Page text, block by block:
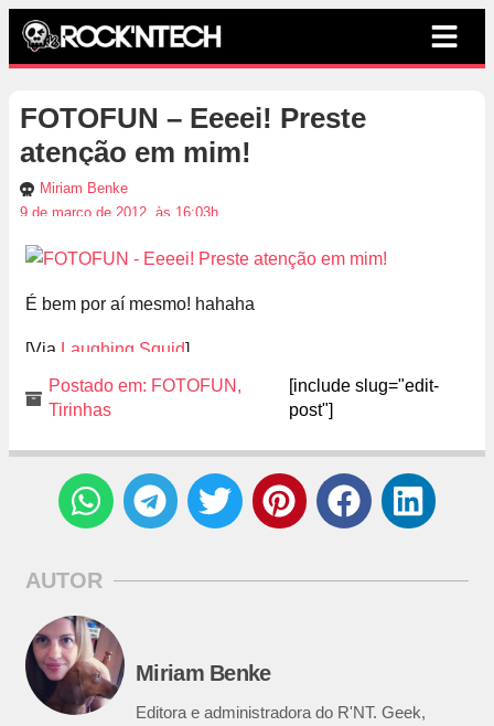
FOTOFUN – Eeeei! Preste
atenção em mim!
Miriam Benke
9 de março de 2012, às 16:03h
É bem por aí mesmo! hahaha
[Via Laughing Squid]
Postado em: FOTOFUN ,
Tirinhas
[include slug="edit-
post"]
AUTOR
Miriam Benke
Editora e administradora do R'NT. Geek,